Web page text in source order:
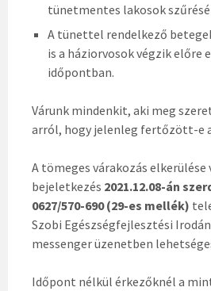
tünetmentes lakosok
A tünettel rendelkező
is a háziorvosok végzik előre
időpontban.
Várunk mindenkit, aki meg
arról, hogy jelenleg fertőzött-e
A tömeges várakozás
bejeletkezés 2021.12.08-án
0627/570-690 (29-es mellék)
Szobi Egészségfejlesztési
messenger üzenetben
Időpont nélkül érkezőknél a